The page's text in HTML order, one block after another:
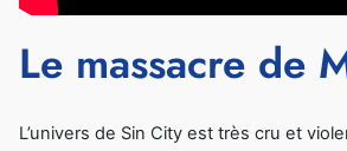
Le massacre de
L’univers de Sin City est très cru et